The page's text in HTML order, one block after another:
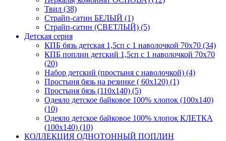
Твил (38)
Страйп-сатин БЕЛЫЙ (1)
Страйп-сатин (СВЕТЛЫЙ) (5)
Детская серия
КПБ бязь детская 1,5сп с 1 наволочкой 70х70 (34)
КПБ поплин детский 1,5сп с 1 наволочкой 70х70
(20)
Набор детский (простыня с наволочкой) (4)
Простыня бязь на резинке ( 60х120) (1)
Простыня бязь (110х140) (5)
Одеяло детское байковое 100% хлопок (100х140)
(10)
Одеяло детское байковое 100% хлопок КЛЕТКА
(100х140) (10)
КОЛЛЕКЦИЯ ОДНОТОННЫЙ ПОПЛИН